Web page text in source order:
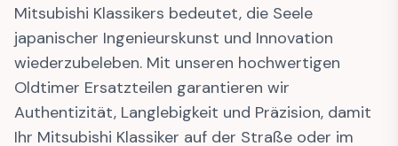
Mitsubishi Klassikers bedeutet, die Seele
japanischer Ingenieurskunst und Innovation
wiederzubeleben. Mit unseren hochwertigen
Oldtimer Ersatzteilen garantieren wir
Authentizität, Langlebigkeit und Präzision, damit
Ihr Mitsubishi Klassiker auf der Straße oder im